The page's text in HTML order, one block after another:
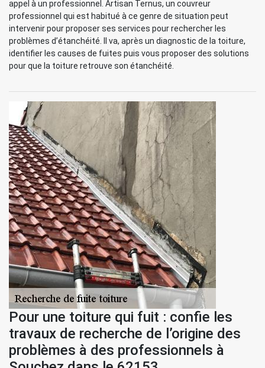
appel à un professionnel. Artisan Ternus, un couvreur
professionnel qui est habitué à ce genre de situation peut
intervenir pour proposer ses services pour rechercher les
problèmes d’étanchéité. Il va, après un diagnostic de la toiture,
identifier les causes de fuites puis vous proposer des solutions
pour que la toiture retrouve son étanchéité.
Pour une toiture qui fuit : confie les
travaux de recherche de l’origine des
problèmes à des professionnels à